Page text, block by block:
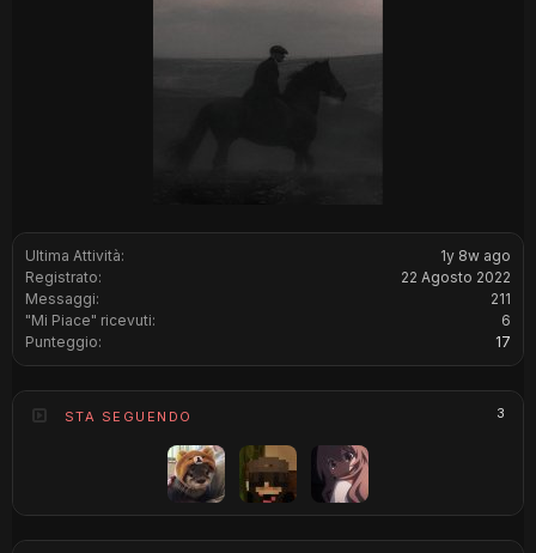
Ultima Attività:
1y 8w ago
Registrato:
22 Agosto 2022
Messaggi:
211
"Mi Piace" ricevuti:
6
Punteggio:
17
STA SEGUENDO 3